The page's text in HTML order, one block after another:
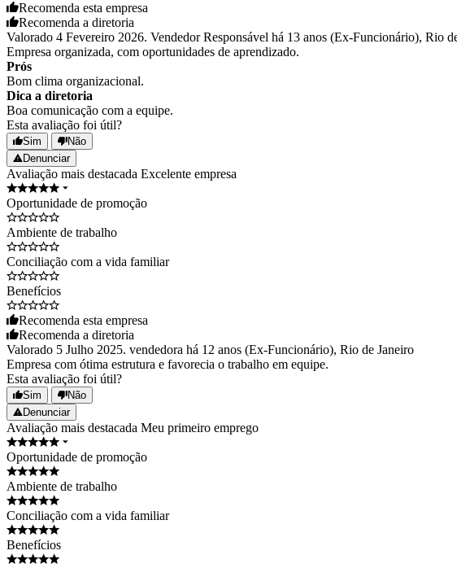
Recomenda esta empresa
Recomenda a diretoria
Valorado 4 Fevereiro 2026. Vendedor Responsável há 13 anos (Ex-Funcionário), Rio
Empresa organizada, com oportunidades de aprendizado.
Prós
Bom clima organizacional.
Dica a diretoria
Boa comunicação com a equipe.
Esta avaliação foi útil?
Sim
Não
Denunciar
Avaliação mais destacada Excelente empresa
Oportunidade de promoção
Ambiente de trabalho
Conciliação com a vida familiar
Benefícios
Recomenda esta empresa
Recomenda a diretoria
Valorado 5 Julho 2025. vendedora há 12 anos (Ex-Funcionário), Rio de Janeiro
Empresa com ótima estrutura e favorecia o trabalho em equipe.
Esta avaliação foi útil?
Sim
Não
Denunciar
Avaliação mais destacada Meu primeiro emprego
Oportunidade de promoção
Ambiente de trabalho
Conciliação com a vida familiar
Benefícios